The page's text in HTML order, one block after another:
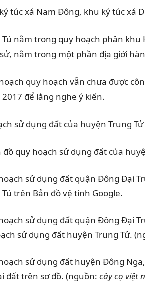
túc xá Nam Đông, khu ký túc xá
nằm trong quy hoạch phân
nằm trong một phần địa giới
quy hoạch vẫn chưa được
để lắng nghe ý kiến.
sử dụng đất của huyện Trung
đồ quy hoạch sử dụng đất của
trên Bản đồ vệ tinh Google.
sử dụng đất huyện Trung Tử.
đất trên sơ đồ. (nguồn: cây cọ việt